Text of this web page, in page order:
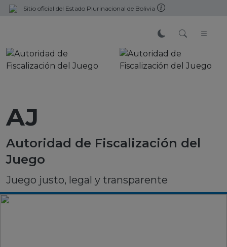
Sitio oficial del Estado Plurinacional de Bolivia
AJ
Autoridad de Fiscalización del
Juego
Juego justo, legal y transparente